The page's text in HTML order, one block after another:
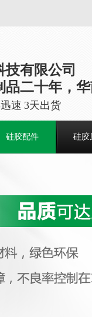
技有限公司
品二十年，
速 3天出货
硅胶配件 硅胶